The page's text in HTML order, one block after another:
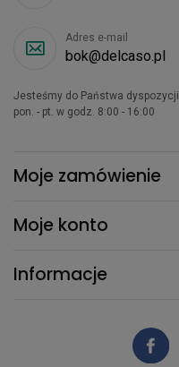
Moje zamówienie
Moje konto
Informacje
Adres e-mail
bok@delcaso.pl
Jesteśmy do Państwa dyspozycji
pon. - pt. w godz. 8:00 - 16:00